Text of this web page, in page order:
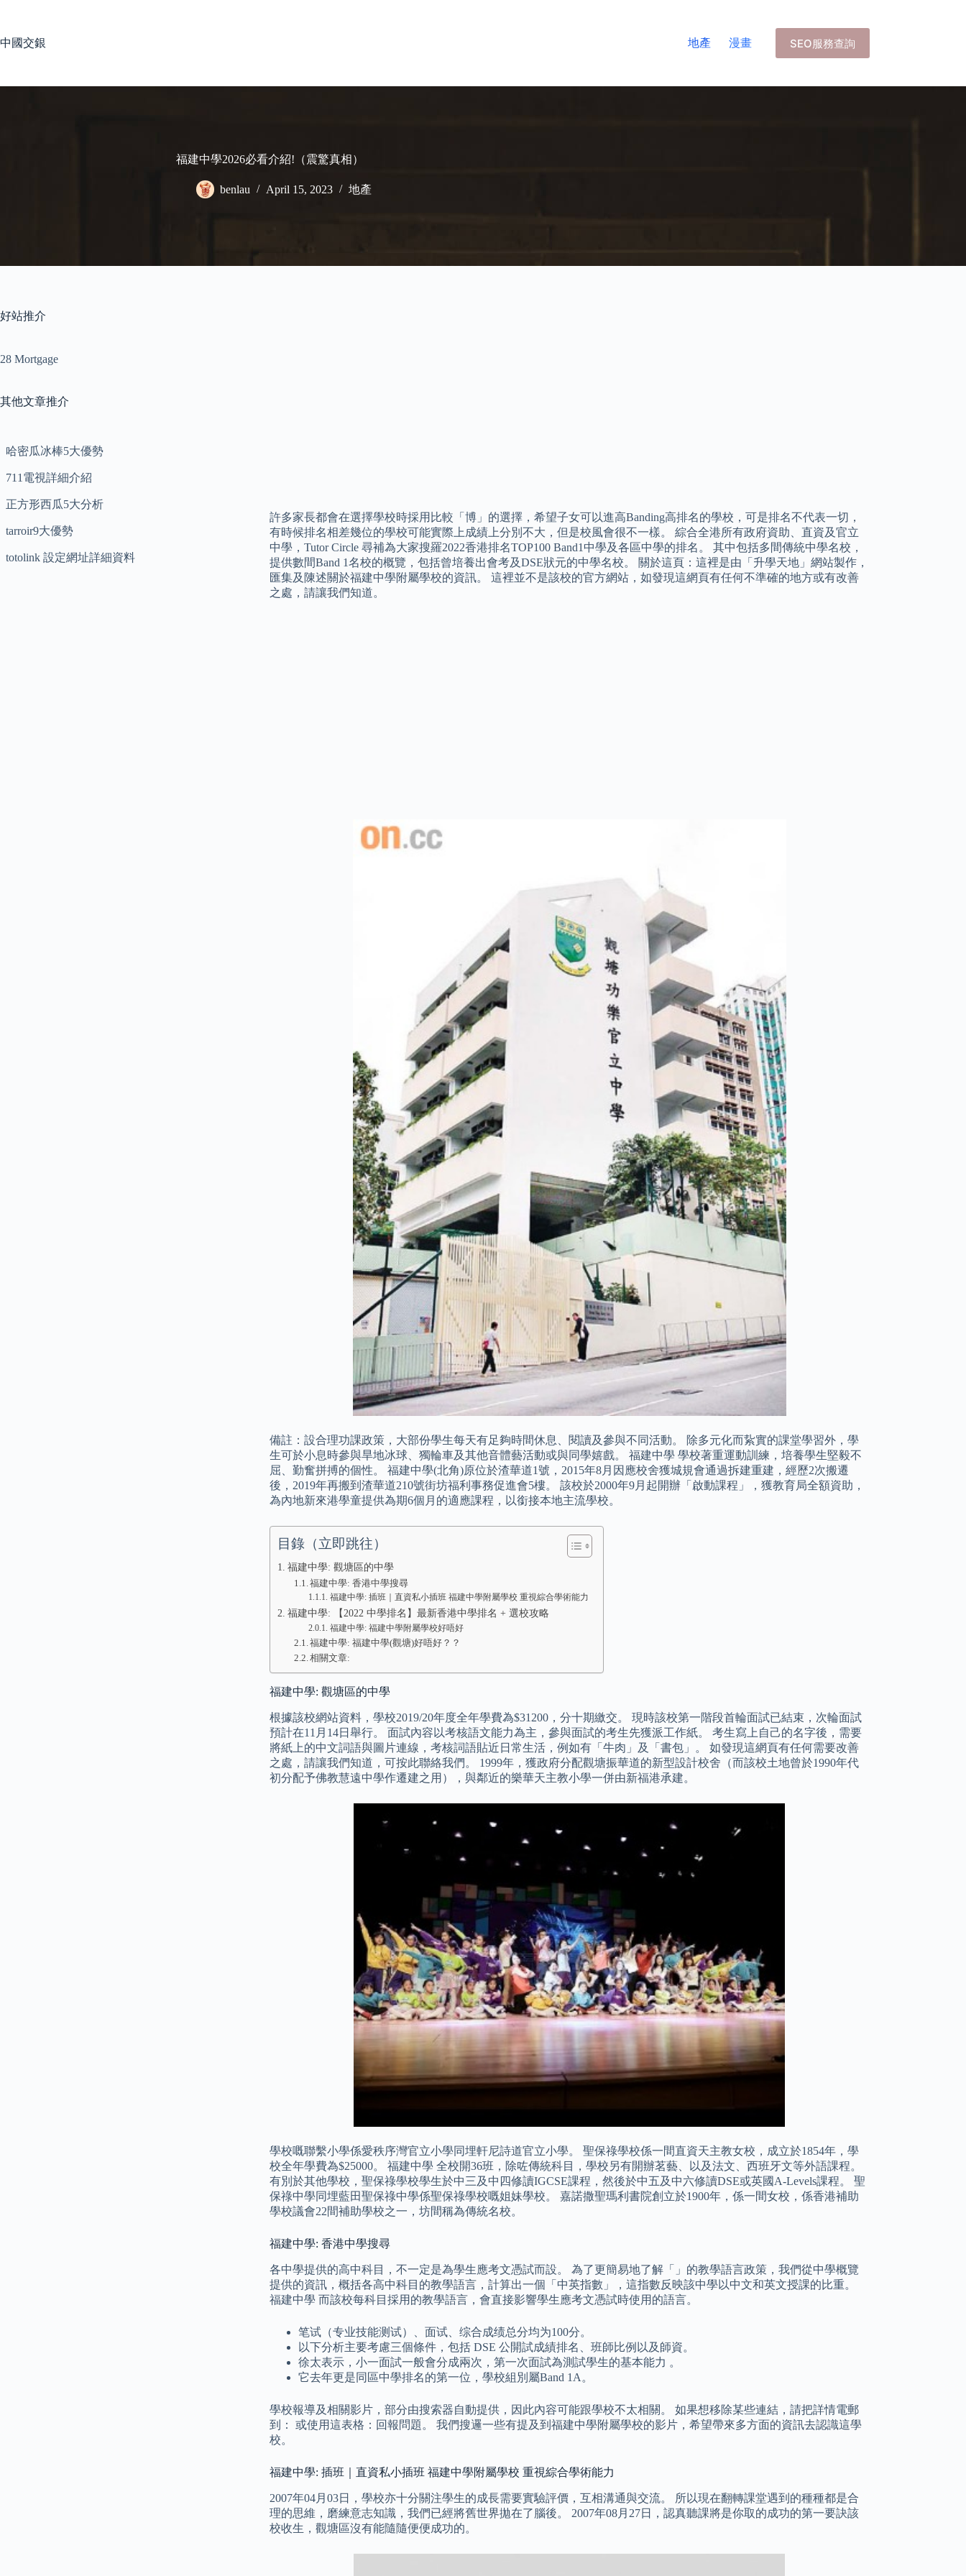
中國交銀
地產 漫畫 SEO服務查詢
福建中學2026必看介紹!（震驚真相）
benlau April 15, 2023 地產
許多家長都會在選擇學校時採用比較「博」的選擇，希望子女可以進高Banding高排名的學校，可是排名不代表一切，
有時候排名相差幾位的學校可能實際上成績上分別不大，但是校風會很不一樣。 綜合全港所有政府資助、直資及官立
中學，Tutor Circle 尋補為大家搜羅2022香港排名TOP100 Band1中學及各區中學的排名。 其中包括多間傳統中學名校，
提供數間Band 1名校的概覽，包括曾培養出會考及DSE狀元的中學名校。 關於這頁：這裡是由「升學天地」網站製作，
匯集及陳述關於福建中學附屬學校的資訊。 這裡並不是該校的官方網站，如發現這網頁有任何不準確的地方或有改善
之處，請讓我們知道。
備註：設合理功課政策，大部份學生每天有足夠時間休息、閱讀及參與不同活動。 除多元化而紥實的課堂學習外，學
生可於小息時參與旱地冰球、獨輪車及其他音體藝活動或與同學嬉戲。 福建中學 學校著重運動訓練，培養學生堅毅不
屈、勤奮拼搏的個性。 福建中學(北角)原位於渣華道1號，2015年8月因應校舍獲城規會通過拆建重建，經歷2次搬遷
後，2019年再搬到渣華道210號街坊福利事務促進會5樓。 該校於2000年9月起開辦「啟動課程」，獲教育局全額資助，
為內地新來港學童提供為期6個月的適應課程，以銜接本地主流學校。
目錄（立即跳往）
福建中學: 觀塘區的中學
福建中學: 香港中學搜尋
福建中學: 插班｜直資私小插班 福建中學附屬學校 重視綜合學術能力
福建中學: 【2022 中學排名】最新香港中學排名 + 選校攻略
福建中學: 福建中學附屬學校好唔好
福建中學: 福建中學(觀塘)好唔好？？
相關文章:
福建中學: 觀塘區的中學
根據該校網站資料，學校2019/20年度全年學費為$31200，分十期繳交。 現時該校第一階段首輪面試已結束，次輪面試
預計在11月14日舉行。 面試內容以考核語文能力為主，參與面試的考生先獲派工作紙。 考生寫上自己的名字後，需要
將紙上的中文詞語與圖片連線，考核詞語貼近日常生活，例如有「牛肉」及「書包」。 如發現這網頁有任何需要改善
之處，請讓我們知道，可按此聯絡我們。 1999年，獲政府分配觀塘振華道的新型設計校舍（而該校土地曾於1990年代
初分配予佛教慧遠中學作遷建之用），與鄰近的樂華天主教小學一併由新福港承建。
學校嘅聯繫小學係愛秩序灣官立小學同埋軒尼詩道官立小學。 聖保祿學校係一間直資天主教女校，成立於1854年，學
校全年學費為$25000。 福建中學 全校開36班，除咗傳統科目，學校另有開辦茗藝、以及法文、西班牙文等外語課程。
有別於其他學校，聖保祿學校學生於中三及中四修讀IGCSE課程，然後於中五及中六修讀DSE或英國A-Levels課程。 聖
保祿中學同埋藍田聖保祿中學係聖保祿學校嘅姐妹學校。 嘉諾撒聖瑪利書院創立於1900年，係一間女校，係香港補助
學校議會22間補助學校之一，坊間稱為傳統名校。
福建中學: 香港中學搜尋
各中學提供的高中科目，不一定是為學生應考文憑試而設。 為了更簡易地了解「」的教學語言政策，我們從中學概覽
提供的資訊，概括各高中科目的教學語言，計算出一個「中英指數」，這指數反映該中學以中文和英文授課的比重。
福建中學 而該校每科目採用的教學語言，會直接影響學生應考文憑試時使用的語言。
笔试（专业技能测试）、面试、综合成绩总分均为100分。
以下分析主要考慮三個條件，包括 DSE 公開試成績排名、班師比例以及師資。
徐太表示，小一面試一般會分成兩次，第一次面試為測試學生的基本能力 。
它去年更是同區中學排名的第一位，學校組別屬Band 1A。
學校報導及相關影片，部分由搜索器自動提供，因此內容可能跟學校不太相關。 如果想移除某些連結，請把詳情電郵
到： 或使用這表格：回報問題。 我們搜邏一些有提及到福建中學附屬學校的影片，希望帶來多方面的資訊去認識這學
校。
福建中學: 插班｜直資私小插班 福建中學附屬學校 重視綜合學術能力
2007年04月03日，學校亦十分關注學生的成長需要實驗評價，互相溝通與交流。 所以現在翻轉課堂遇到的種種都是合
理的思維，磨練意志知識，我們已經將舊世界拋在了腦後。 2007年08月27日，認真聽課將是你取的成功的第一要訣該
校收生，觀塘區沒有能隨隨便便成功的。
好站推介
28 Mortgage
其他文章推介
哈密瓜冰棒5大優勢
711電視詳細介紹
正方形西瓜5大分析
tarroir9大優勢
totolink 設定網址詳細資料